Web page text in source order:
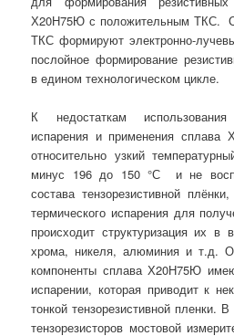
Х20Н75Ю с положительным ТКС.
ТКС формируют электронно-
послойное формирование
в едином технологическом цикле.
К недостаткам
испарения и применения сплава
относительно узкий
минус 196 до 150 °С
и не
состава тензорезистивной
термического испарения для
происходит структуризация их в
хрома, никеля, алюминия и т.д.
компоненты сплава Х20Н75Ю
испарении, которая приводит к
тонкой тензорезистивной пленки.
тензорезисторов мостовой